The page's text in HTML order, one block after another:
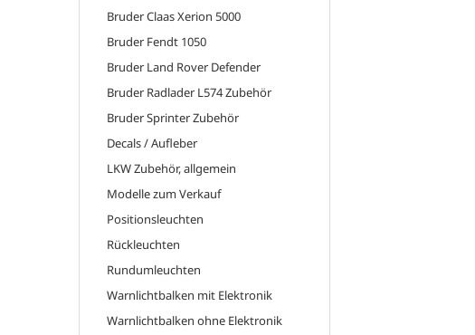
Bruder Claas Xerion 5000
Bruder Fendt 1050
Bruder Land Rover Defender
Bruder Radlader L574 Zubehör
Bruder Sprinter Zubehör
Decals / Aufleber
LKW Zubehör, allgemein
Modelle zum Verkauf
Positionsleuchten
Rückleuchten
Rundumleuchten
Warnlichtbalken mit Elektronik
Warnlichtbalken ohne Elektronik